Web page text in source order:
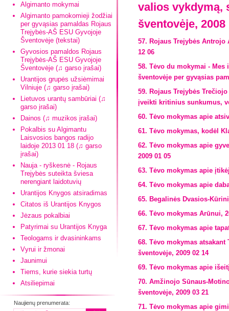
Algimanto mokymai
Algimanto pamokomieji žodžiai
per gyvąsias pamaldas Rojaus
Trejybės-AŠ ESU Gyvojoje
Šventovėje (tekstai)
Gyvosios pamaldos Rojaus
Trejybės-AŠ ESU Gyvojoje
Šventovėje (♫ garso įrašai)
Urantijos grupės užsiėmimai
Vilniuje (♫ garso įrašai)
Lietuvos urantų sambūriai (♫
garso įrašai)
Dainos (♫ muzikos įrašai)
Pokalbis su Algimantu
Laisvosios bangos radijo
laidoje 2013 01 18 (♫ garso
įrašai)
Nauja - ryškesnė - Rojaus
Trejybės suteikta šviesa
nerengiant laidotuvių
Urantijos Knygos atsiradimas
Citatos iš Urantijos Knygos
Jėzaus pokalbiai
Patyrimai su Urantijos Knyga
Teologams ir dvasininkams
Vyrui ir žmonai
Jaunimui
Tiems, kurie siekia turtų
Atsiliepimai
Naujienų prenumerata:
valios vykdymą,
šventovėje, 2008
57. Rojaus Trejybės
12 06
58. Tėvo du mokymai -
šventovėje per gyvąsias
59. Rojaus Trejybės
įveikti kritinius sunkumus,
60. Tėvo mokymas apie
61. Tėvo mokymas, kodėl
62. Tėvo mokymas apie
2009 01 05
63. Tėvo mokymas apie
64. Tėvo mokymas apie
65. Begalinės Dvasios-
66. Tėvo mokymas Arūnui,
67. Tėvo mokymas apie
68. Tėvo mokymas
šventovėje, 2009 02 14
69. Tėvo mokymas apie
70. Amžinojo Sūnaus-
šventovėje, 2009 03 21
71. Tėvo mokymas apie